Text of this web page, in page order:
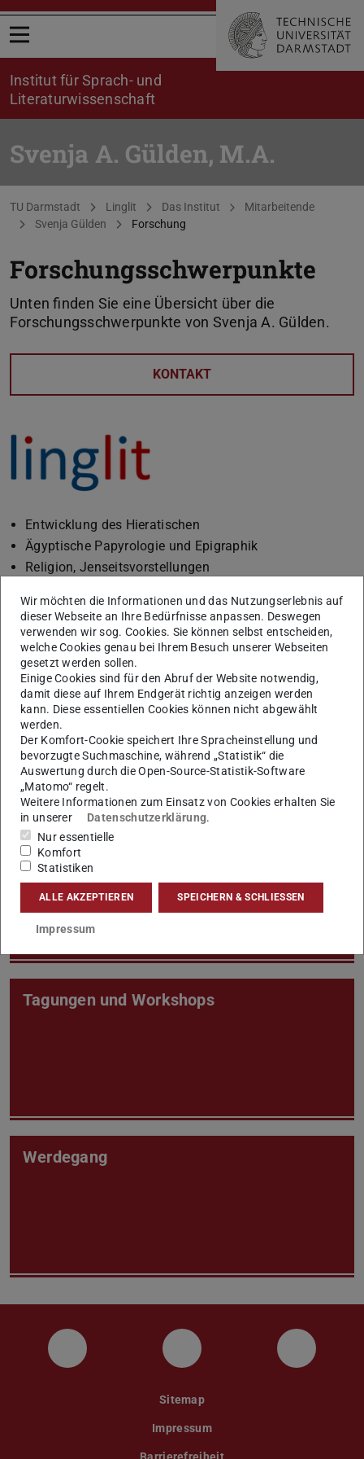
Menü öffnen
Institut für Sprach- und
Literaturwissenschaft
Svenja A. Gülden, M.A.
Sie befinden sich hier:
TU Darmstadt Linglit Das Institut
Mitarbeitende
Svenja Gülden
Forschung
Forschungsschwerpunkte
Unten finden Sie eine Übersicht über die
Forschungsschwerpunkte von Svenja A. Gülden.
KONTAKT
Entwicklung des Hieratischen
Ägyptische Papyrologie und Epigraphik
Religion, Jenseitsvorstellungen
Digitale Ansätze zur Analyse nicht alphabetischer
Schriften
Forschung
Publikationen
Tagungen und Workshops
Werdegang
Facebook Instagram Twitter
Sitemap
Impressum
Wir möchten die Informationen und das Nutzungserlebnis auf
dieser Webseite an Ihre Bedürfnisse anpassen. Deswegen
verwenden wir sog. Cookies. Sie können selbst entscheiden,
welche Cookies genau bei Ihrem Besuch unserer Webseiten
gesetzt werden sollen.
Einige Cookies sind für den Abruf der Website notwendig,
damit diese auf Ihrem Endgerät richtig anzeigen werden
kann. Diese essentiellen Cookies können nicht abgewählt
werden.
Der Komfort-Cookie speichert Ihre Spracheinstellung und
bevorzugte Suchmaschine, während „Statistik“ die
Auswertung durch die Open-Source-Statistik-Software
„Matomo“ regelt.
Weitere Informationen zum Einsatz von Cookies erhalten Sie
in unserer
Datenschutzerklärung.
Nur essentielle
Komfort
Statistiken
ALLE AKZEPTIEREN SPEICHERN & SCHLIESSEN
Impressum